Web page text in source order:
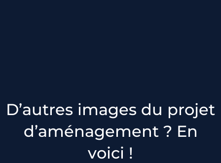
D’autres images du projet
d’aménagement ? En
voici !